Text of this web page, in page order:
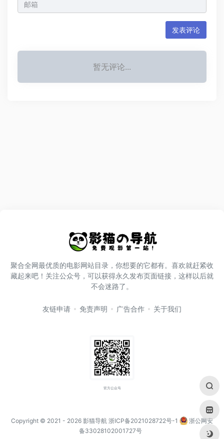
发表评论
暂无评论...
聚合全网最优质的电影网站目录，你想要的它都有。喜欢就赶紧收
藏起来吧！关注公众号，可以获得永久发布页面链接，这样以后就
不会迷路了。
友链申请 免责声明 广告合作 关于我们
官方公众号
Copyright © 2021 - 2026 影猫导航 浙ICP备2021028722号-1
浙公网安
备33028102001727号